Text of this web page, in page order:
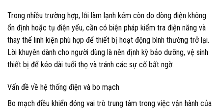
Trong nhiều trường hợp, lỗi làm lạnh kém còn do dòng điện không
ổn định hoặc tụ điện yếu, cần có biện pháp kiểm tra điện năng và
thay thế linh kiện phù hợp để thiết bị hoạt động bình thường trở lại.
Lời khuyên dành cho người dùng là nên định kỳ bảo dưỡng, vệ sinh
thiết bị để kéo dài tuổi thọ và tránh các sự cố bất ngờ.
Vấn đề về hệ thống điện và bo mạch
Bo mạch điều khiển đóng vai trò trung tâm trong việc vận hành của